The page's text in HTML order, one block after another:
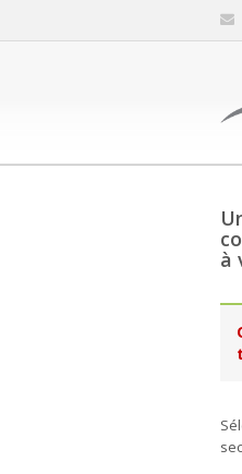
à